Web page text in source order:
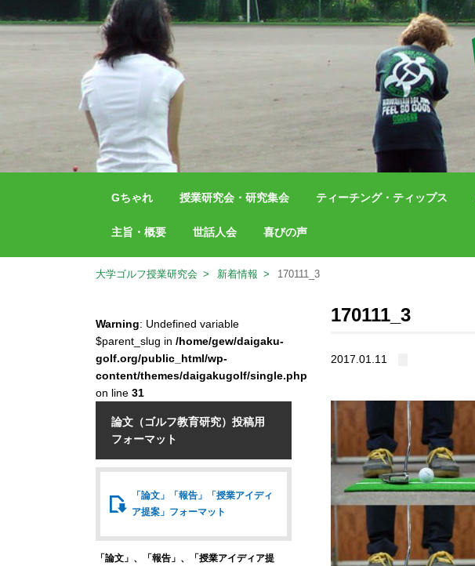
Gちゃれ 授業研究会・研究集会 ティーチング・ティップス
主旨・概要 世話人会 喜びの声
大学ゴルフ授業研究会 新着情報 170111_3
170111_3
2017.01.11
Warning: Undefined variable
$parent_slug in /home/gew/daigaku-
golf.org/public_html/wp-
content/themes/daigakugolf/single.php
on line 31
論文（ゴルフ教育研究）投稿用
フォーマット
「論文」「報告」
「授業アイディ
ア提案」 フォーマット
「論文」、「報告」、「授業アイディア提